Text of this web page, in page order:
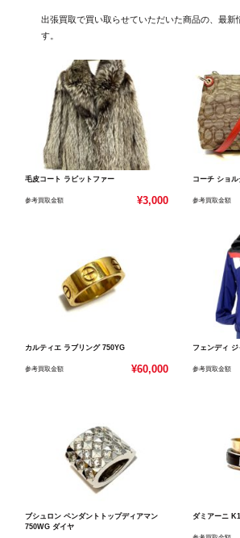
出張買取で買い取らせていただいた商品の、最新
す。
毛皮コート ラビットファー
参考買取金額 ¥3,000
コーチ ショ
参考買取金額
カルティエ ラブリング 750YG
参考買取金額 ¥60,000
フェンディ
参考買取金額
ブシュロン ペンダントトップディアマン
750WG ダイヤ
ダミアーニ